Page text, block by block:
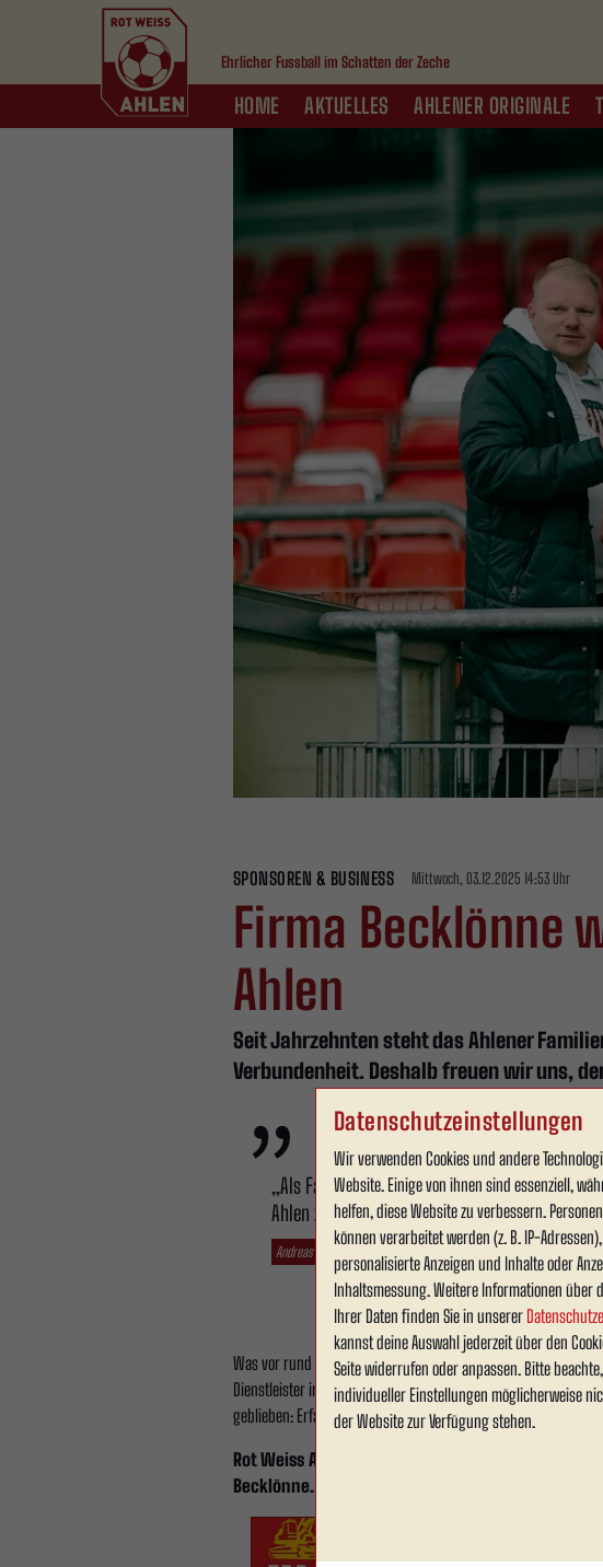
Datenschutzeinstellungen
Wir verwenden Cookies und andere
Website. Einige von ihnen sind essenziell,
helfen, diese Website zu verbessern.
können verarbeitet werden (z. B. IP-
personalisierte Anzeigen und Inhalte oder
Inhaltsmessung. Weitere Informationen über
Ihrer Daten finden Sie in unserer
kannst deine Auswahl jederzeit über den
Seite widerrufen oder anpassen. Bitte
individueller Einstellungen möglicherweise
der Website zur Verfügung stehen.
Ehrlicher Fussball im Schatten der Zeche
HOME AKTUELLES AHLENER ORIGINALE
SPONSOREN & BUSINESS Mittwoch, 03.12.2025 14:53 Uhr
Firma Becklönne
Ahlen
Seit Jahrzehnten steht das Ahlener
Verbundenheit. Deshalb freuen wir uns,
„Als Familienbetrieb, der vor rund 70 Jahren
Ahlen zu unterstützen, ist für uns ein Zeichen
Andreas Becklönne
Was vor rund 70 Jahren in Ahlen als kleines
Dienstleister im Bereich Bagger-, Abbruch- und
geblieben: Erfahrung, Verlässlichkeit und die tiefe
Rot Weiss Ahlen bedankt sich herzlich für die
Becklönne.